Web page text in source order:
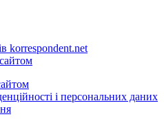
korrespondent.net
і персональних даних